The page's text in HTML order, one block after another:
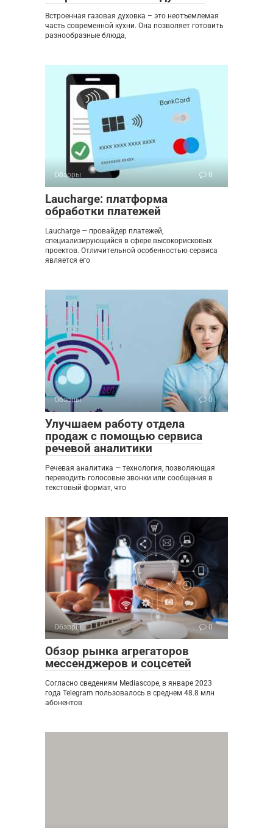
Встроенная газовая духовка – это неотъемлемая
часть современной кухни. Она позволяет готовить
разнообразные блюда,
Обзоры 0
Laucharge: платформа
обработки платежей
Laucharge — провайдер платежей,
специализирующийся в сфере высокорисковых
проектов. Отличительной особенностью сервиса
является его
Обзоры 0
Улучшаем работу отдела
продаж с помощью сервиса
речевой аналитики
Речевая аналитика — технология, позволяющая
переводить голосовые звонки или сообщения в
текстовый формат, что
Обзоры 0
Обзор рынка агрегаторов
мессенджеров и соцсетей
Согласно сведениям Mediascope, в январе 2023
года Telegram пользовалось в среднем 48.8 млн
абонентов